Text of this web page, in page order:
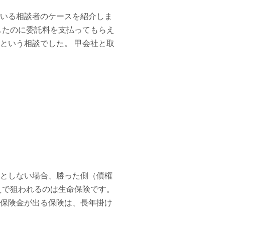
る相談者のケースを紹介しま
のに委託料を支払ってもらえ
いう相談でした。 甲会社と取
しない場合、勝った側（債権
狙われるのは生命保険です。
険金が出る保険は、長年掛け